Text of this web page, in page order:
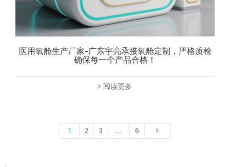
医用氧舱生产厂家-广东宇亮承接氧舱定制，严格质检
确保每一个产品合格！
阅读更多
1 2 3 … 6